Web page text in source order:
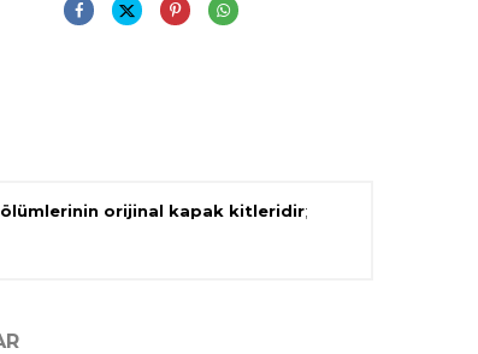
orijinal kapak kitleridir;